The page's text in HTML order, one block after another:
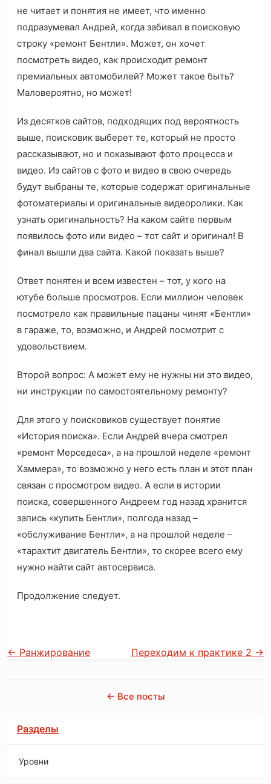
не читает и понятия не имеет, что именно
подразумевал Андрей, когда забивал в поисковую
строку «ремонт Бентли». Может, он хочет
посмотреть видео, как происходит ремонт
премиальных автомобилей? Может такое быть?
Маловероятно, но может!
Из десятков сайтов, подходящих под вероятность
выше, поисковик выберет те, который не просто
рассказывают, но и показывают фото процесса и
видео. Из сайтов с фото и видео в свою очередь
будут выбраны те, которые содержат оригинальные
фотоматериалы и оригинальные видеоролики. Как
узнать оригинальность? На каком сайте первым
появилось фото или видео – тот сайт и оригинал! В
финал вышли два сайта. Какой показать выше?
Ответ понятен и всем известен – тот, у кого на
ютубе больше просмотров. Если миллион человек
посмотрело как правильные пацаны чинят «Бентли»
в гараже, то, возможно, и Андрей посмотрит с
удовольствием.
Второй вопрос: А может ему не нужны ни это видео,
ни инструкции по самостоятельному ремонту?
Для этого у поисковиков существует понятие
«История поиска»‎. Если Андрей вчера смотрел
«ремонт Мерседеса», а на прошлой неделе «ремонт
Хаммера», то возможно у него есть план и этот план
связан с просмотром видео. А если в истории
поиска, совершенного Андреем год назад хранится
запись «купить Бентли», полгода назад –
«обслуживание Бентли», а на прошлой неделе –
«тарахтит двигатель Бентли», то скорее всего ему
нужно найти сайт автосервиса.
Продолжение следует.
← Ранжирование Переходим к практике 2 →
← Все посты
Разделы
Уровни